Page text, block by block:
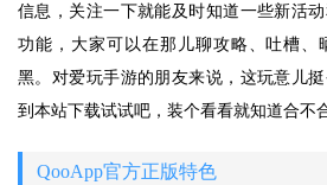
信息，关注一下就能及时知道一些新活
功能，大家可以在那儿聊攻略、吐槽、
黑。对爱玩手游的朋友来说，这玩意儿
到本站下载试试吧，装个看看就知道合不
QooApp官方正版特色